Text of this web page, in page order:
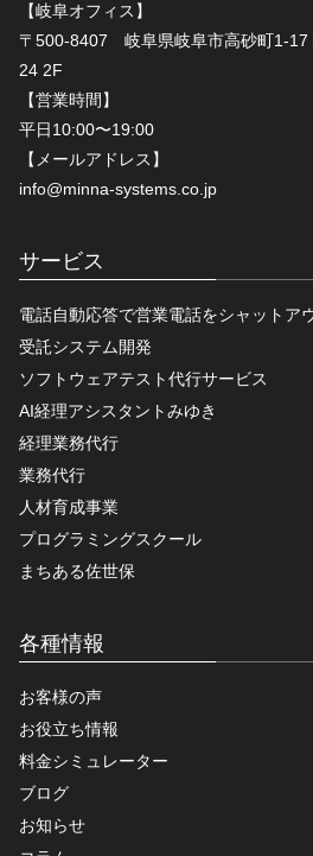
【岐阜オフィス】
〒500-8407 岐阜県岐阜市高砂町1-17
24 2F
【営業時間】
平日10:00〜19:00
【メールアドレス】
info@minna-systems.co.jp
サービス
電話自動応答で営業電話をシャットア
受託システム開発
ソフトウェアテスト代行サービス
AI経理アシスタントみゆき
経理業務代行
業務代行
人材育成事業
プログラミングスクール
まちある佐世保
各種情報
お客様の声
お役立ち情報
料金シミュレーター
ブログ
お知らせ